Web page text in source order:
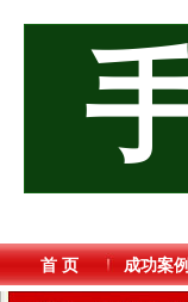
首 页 成功案例